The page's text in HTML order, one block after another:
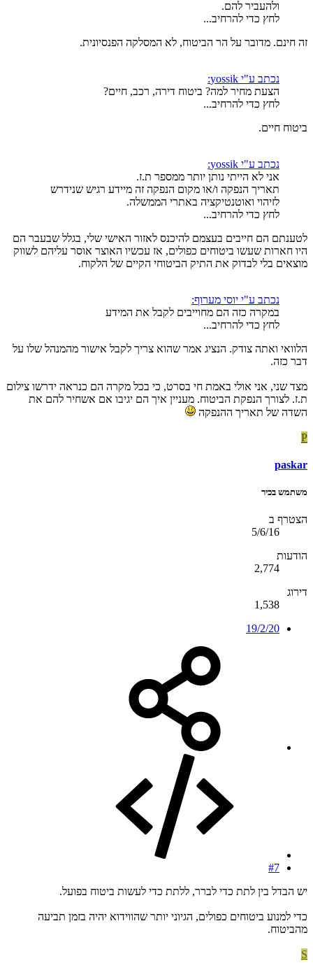
ולהעביר להם.
לחץ כדי להרחיב...
זה חינם. מדובר על הר הביטוח, לא המסלקה הפנסיונית.
נכתב ע"י yossik:
הצעת מחיר למה? ביטוח דירה, רכב, חיים?
לחץ כדי להרחיב...
ביטוח חיים.
נכתב ע"י yossik:
אני לא הייתי נותן יותר ממספר ת.ז.
תאריך הנפקה ו/או מקום הנפקה זה מיידע רגיש שנידרש
לזיהוי ואוטנטיקציה באתרי הממשלה.
לחץ כדי להרחיב...
לטענתם הם חייבים בעצמם להיכנס לאזור האישי שלי, בגלל שבעבר הם
היו חארות שעשו ביטוחים כפולים, אז עכשיו האוצר אוסר עליהם לשווק
מוצאים בלי לבדוק את התיק הביטוחי הקיים של הלקוח.
נכתב ע"י יוסי מערוף:
במקרה כזה הם מחוייבים לקבל את המידע
לחץ כדי להרחיב...
הלוואי ואתה צודק. הנציג אמר שהוא צריך לקבל אישור מהמנהל שלו על
דבר כזה.
מצד שני, אני אולי באמת חי בסרט, כי בכל מקרה הם כנראה ידרשו צילום
ת.ז. לצורך הנפקת הביטוח. מעניין איך הם יגיבו אם אשחיר להם את
השדה של תאריך ההנפקה
P
paskar
משתמש בכיר
הצטרף ב
5/6/16
הודעות
2,774
דירוג
1,538
19/2/20
#7
יש הבדל בין לתת כדי לברר, ללתת כדי לעשות ביטוח בפועל.
כדי למנוע ביטוחים כפולים, הגיוני יותר שהווידוא יהיה בזמן תביעה
מהביטוח.
S